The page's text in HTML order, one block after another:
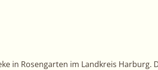
in Rosengarten im Landkreis Harburg.